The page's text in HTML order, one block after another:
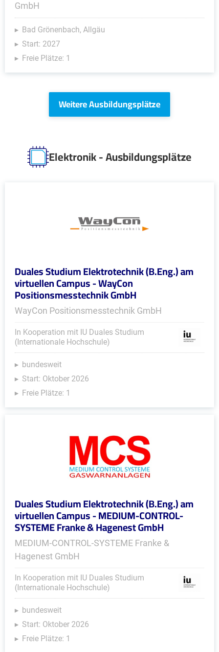
GmbH
Bad Grönenbach, Allgäu
Start: 2027
Freie Plätze: 1
Weitere Ausbildungsplätze
Elektronik - Ausbildungsplätze
Duales Studium Elektrotechnik (B.Eng.) am
virtuellen Campus - WayCon
Positionsmesstechnik GmbH
WayCon Positionsmesstechnik GmbH
In Kooperation mit IU Duales Studium
(Internationale Hochschule)
bundesweit
Start: Oktober 2026
Freie Plätze: 1
Duales Studium Elektrotechnik (B.Eng.) am
virtuellen Campus - MEDIUM-CONTROL-
SYSTEME Franke & Hagenest GmbH
MEDIUM-CONTROL-SYSTEME Franke &
Hagenest GmbH
In Kooperation mit IU Duales Studium
(Internationale Hochschule)
bundesweit
Start: Oktober 2026
Freie Plätze: 1